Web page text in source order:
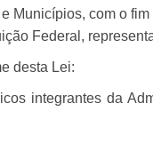
Municípios, com o
Federal,
desta Lei:
integrantes da